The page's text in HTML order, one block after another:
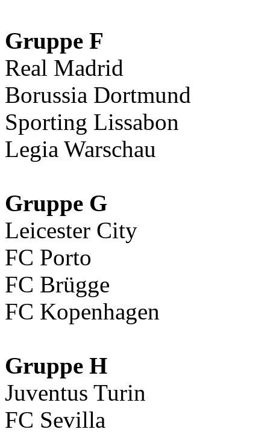
Gruppe F
Real Madrid
Borussia Dortmund
Sporting Lissabon
Legia Warschau
Gruppe G
Leicester City
FC Porto
FC Brügge
FC Kopenhagen
Gruppe H
Juventus Turin
FC Sevilla